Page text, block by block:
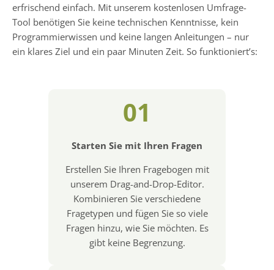
erfrischend einfach. Mit unserem kostenlosen Umfrage-
Tool benötigen Sie keine technischen Kenntnisse, kein
Programmierwissen und keine langen Anleitungen – nur
ein klares Ziel und ein paar Minuten Zeit. So funktioniert’s:
01
Starten Sie mit Ihren Fragen
Erstellen Sie Ihren Fragebogen mit
unserem Drag-and-Drop-Editor.
Kombinieren Sie verschiedene
Fragetypen und fügen Sie so viele
Fragen hinzu, wie Sie möchten. Es
gibt keine Begrenzung.